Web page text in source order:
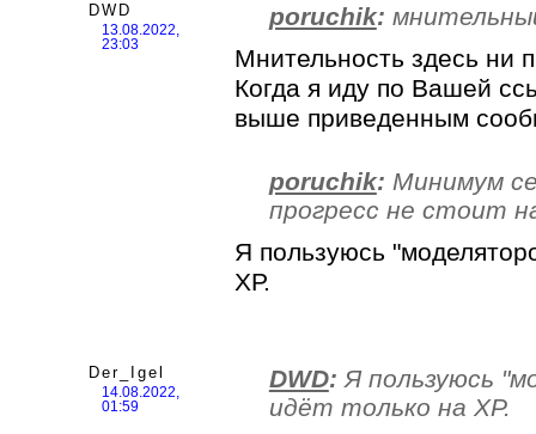
DWD
13.08.2022,
23:03
poruchik:
Мнительность здесь ни
Когда я иду по Вашей
выше приведенным
poruchik: Минимум
прогресс не стоит
Я пользуюсь
ХР.
Der_Igel
14.08.2022,
01:59
DWD: Я пользуюсь
идёт только на ХР.